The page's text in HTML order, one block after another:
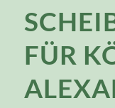
FÜR